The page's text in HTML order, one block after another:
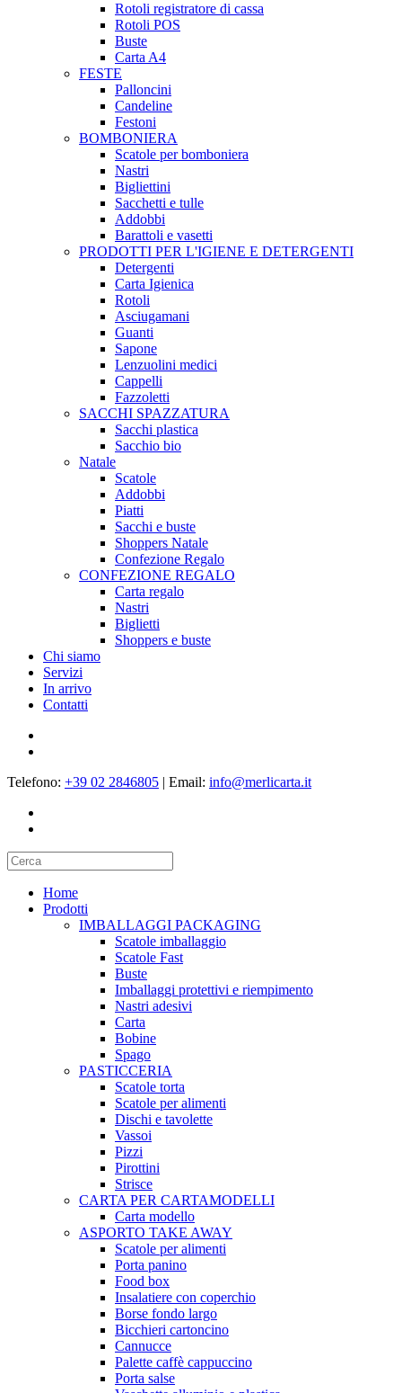
Rotoli registratore di cassa
Rotoli POS
Buste
Carta A4
FESTE
Palloncini
Candeline
Festoni
BOMBONIERA
Scatole per bomboniera
Nastri
Bigliettini
Sacchetti e tulle
Addobbi
Barattoli e vasetti
PRODOTTI PER L'IGIENE E DETERGENTI
Detergenti
Carta Igienica
Rotoli
Asciugamani
Guanti
Sapone
Lenzuolini medici
Cappelli
Fazzoletti
SACCHI SPAZZATURA
Sacchi plastica
Sacchio bio
Natale
Scatole
Addobbi
Piatti
Sacchi e buste
Shoppers Natale
Confezione Regalo
CONFEZIONE REGALO
Carta regalo
Nastri
Biglietti
Shoppers e buste
Chi siamo
Servizi
In arrivo
Contatti
Telefono: +39 02 2846805 | Email: info@merlicarta.it
Home
Prodotti
IMBALLAGGI PACKAGING
Scatole imballaggio
Scatole Fast
Buste
Imballaggi protettivi e riempimento
Nastri adesivi
Carta
Bobine
Spago
PASTICCERIA
Scatole torta
Scatole per alimenti
Dischi e tavolette
Vassoi
Pizzi
Pirottini
Strisce
CARTA PER CARTAMODELLI
Carta modello
ASPORTO TAKE AWAY
Scatole per alimenti
Porta panino
Food box
Insalatiere con coperchio
Borse fondo largo
Bicchieri cartoncino
Cannucce
Palette caffè cappuccino
Porta salse